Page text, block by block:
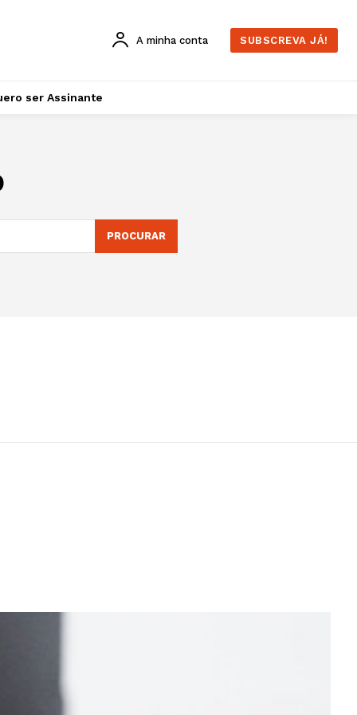
A minha conta SUBSCREVA JÁ!
ser Assinante
PROCURAR